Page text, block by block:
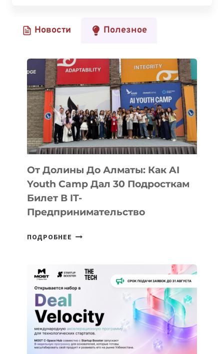
EV9:
НОВЫЕ
ЭЛЕКТРОМОБИЛИ
2024
ГОДА
Новости Полезное
От Долины До Алматы: Как AI
Youth Camp Дал 30 Подросткам
Билет В IT-
Предпринимательство
ПОДРОБНЕЕ ОТ
АЛМАТЫ:
AI
YOUTH
CAMP
ДАЛ
30